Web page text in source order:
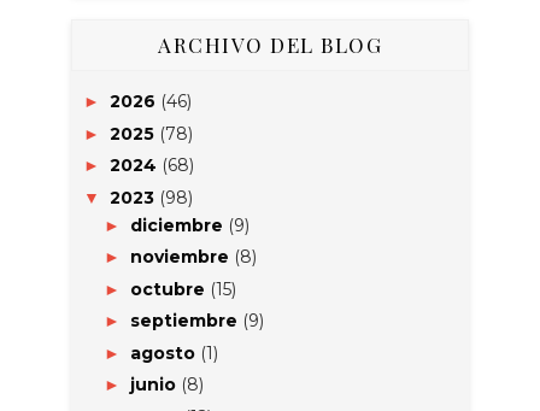
ARCHIVO DEL BLOG
► 2026 (46)
► 2025 (78)
► 2024 (68)
▼ 2023 (98)
► diciembre (9)
► noviembre (8)
► octubre (15)
► septiembre (9)
► agosto (1)
► junio (8)